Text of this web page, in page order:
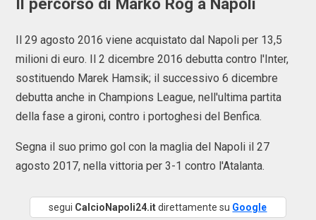
Il 29 agosto 2016 viene acquistato dal Napoli per 13,5
milioni di euro. Il 2 dicembre 2016 debutta contro l'Inter,
sostituendo Marek Hamsik; il successivo 6 dicembre
debutta anche in Champions League, nell'ultima partita
della fase a gironi, contro i portoghesi del Benfica.
Segna il suo primo gol con la maglia del Napoli il 27
agosto 2017, nella vittoria per 3-1 contro l'Atalanta.
segui CalcioNapoli24.itdirettamente su Google